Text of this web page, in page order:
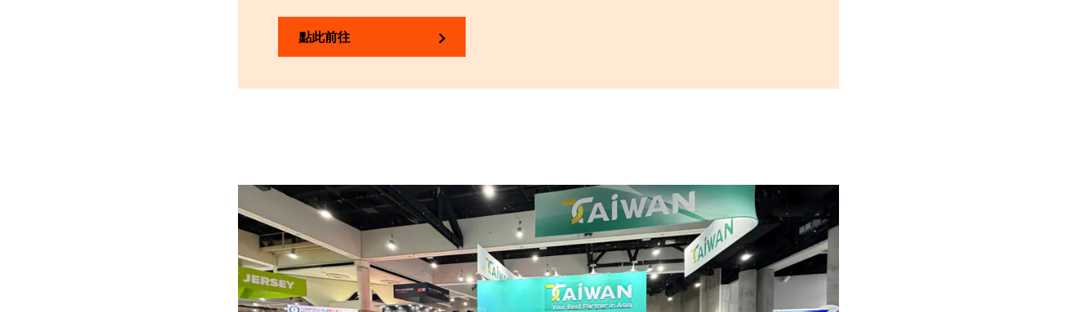
點此前往